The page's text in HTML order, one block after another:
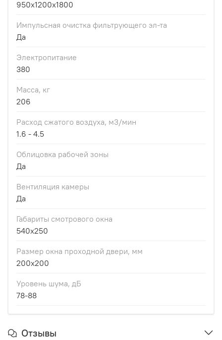
950x1200x1800
Импульсная очистка фильтрующего эл-та
Да
Электропитание
380
Масса, кг
206
Расход сжатого воздуха, м3/мин
1.6 - 4.5
Облицовка рабочей зоны
Да
Вентиляция камеры
Да
Габариты смотрового окна
540x250
Размер окна проходной двери, мм
200x200
Уровень шума, дБ
78-88
Отзывы